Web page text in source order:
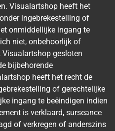
Visualartshop heeft het
ingebrekestelling of
onmiddellijke ingang te
niet, onbehoorlijk of
gesloten
bijbehorende
heeft het recht de
of gerechtelijke
ingang te beëindigen indien
is verklaard, surseance
of verkregen of anderszins